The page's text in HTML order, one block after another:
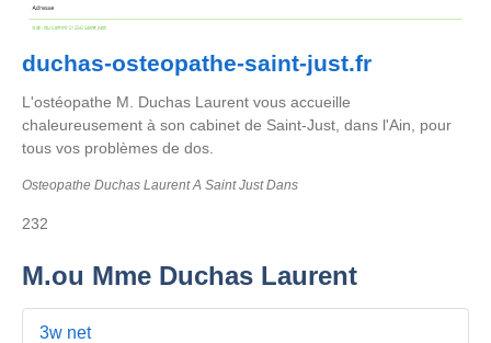
duchas-osteopathe-saint-just.fr
L'ostéopathe M. Duchas Laurent vous accueille
chaleureusement à son cabinet de Saint-Just, dans l'Ain, pour
tous vos problèmes de dos.
Osteopathe Duchas Laurent A Saint Just Dans
232
M.ou Mme Duchas Laurent
3w net